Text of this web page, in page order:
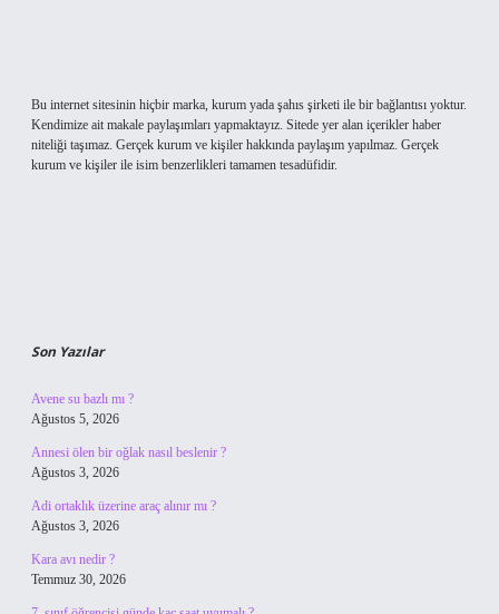
Bu internet sitesinin hiçbir marka, kurum yada şahıs şirketi ile bir bağlantısı yoktur.
Kendimize ait makale paylaşımları yapmaktayız. Sitede yer alan içerikler haber
niteliği taşımaz. Gerçek kurum ve kişiler hakkında paylaşım yapılmaz. Gerçek
kurum ve kişiler ile isim benzerlikleri tamamen tesadüfidir.
Son Yazılar
Avene su bazlı mı ?
Ağustos 5, 2026
Annesi ölen bir oğlak nasıl beslenir ?
Ağustos 3, 2026
Adi ortaklık üzerine araç alınır mı ?
Ağustos 3, 2026
Kara avı nedir ?
Temmuz 30, 2026